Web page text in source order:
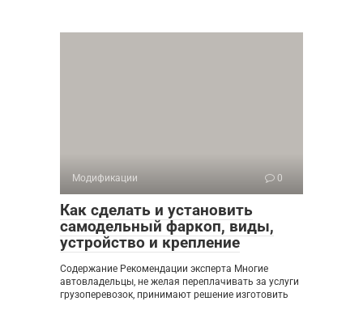
Модификации 0
Как сделать и установить
самодельный фаркоп, виды,
устройство и крепление
Содержание Рекомендации эксперта Многие
автовладельцы, не желая переплачивать за услуги
грузоперевозок, принимают решение изготовить